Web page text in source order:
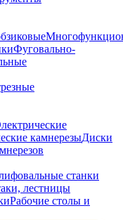
Фуговально-
камнерезыДиски
станки
лестницы
Рабочие столы и